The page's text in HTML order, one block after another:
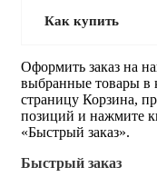
Как купить
Оформить заказ на
выбранные товары в
страницу Корзина,
позиций и нажмите
«Быстрый заказ».
Быстрый заказ